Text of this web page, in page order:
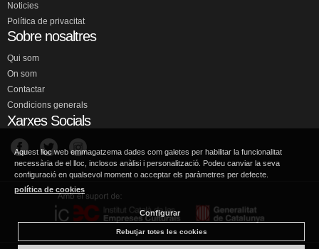
Noticies
Política de privacitat
Sobre nosaltres
Qui som
On som
Contactar
Condicions generals
Xarxes Socials
Aquest lloc web emmagatzema dades com galetes per habilitar la funcionalitat
necessària de el lloc, inclosos anàlisi i personalització. Podeu canviar la seva
configuració en qualsevol moment o acceptar els paràmetres per defecte.
política de cookies
Configurar
Rebutjar totes les cookies